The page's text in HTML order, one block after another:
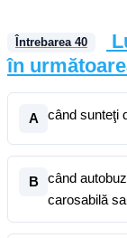
Întrebarea 40
în
A când sunteţi
B
când
carosabilă